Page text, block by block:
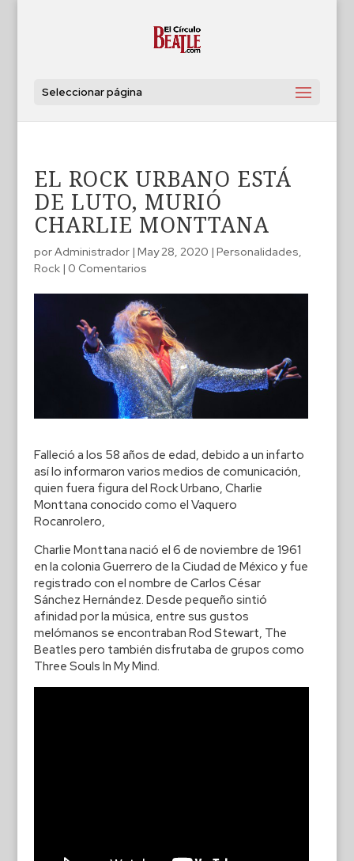
Seleccionar página
EL ROCK URBANO ESTÁ
DE LUTO, MURIÓ
CHARLIE MONTTANA
porAdministrador| May 28, 2020 | Personalidades,
Rock| 0 Comentarios
Falleció a los 58 años de edad, debido a un infarto
así lo informaron varios medios de comunicación,
quien fuera figura del Rock Urbano, Charlie
Monttana conocido como el Vaquero
Rocanrolero,
Charlie Monttana nació el 6 de noviembre de 1961
en la colonia Guerrero de la Ciudad de México y fue
registrado con el nombre de Carlos César
Sánchez Hernández. Desde pequeño sintió
afinidad por la música, entre sus gustos
melómanos se encontraban Rod Stewart, The
Beatles pero también disfrutaba de grupos como
Three Souls In My Mind.